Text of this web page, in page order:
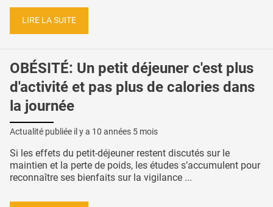
LIRE LA SUITE
OBÉSITÉ: Un petit déjeuner c'est plus
d'activité et pas plus de calories dans
la journée
Actualité publiée il y a 10 années 5 mois
Si les effets du petit-déjeuner restent discutés sur le
maintien et la perte de poids, les études s’accumulent pour
reconnaître ses bienfaits sur la vigilance ...